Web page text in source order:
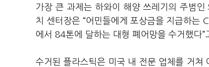
가장 큰 과제는 하와이 해양 쓰레기의 주범
치 센터장은 “어민들에게 포상금을 지급하
에서 84톤에 달하는 대형 폐어망을 수거했다”
수거된 플라스틱은 미국 내 전문 업체를 거쳐